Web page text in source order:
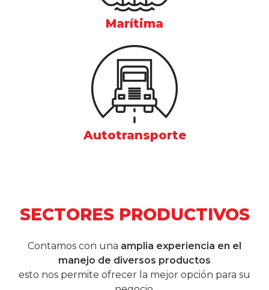
Marítima
Autotransporte
SECTORES PRODUCTIVOS
Contamos con una amplia experiencia en el
manejo de diversos productos
esto nos permite ofrecer la mejor opción para su